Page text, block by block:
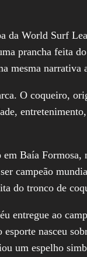
da World Surf
prancha feita
O coqueiro,
Baía
campeão
do tronco de
entregue ao
nasceu
um espelho